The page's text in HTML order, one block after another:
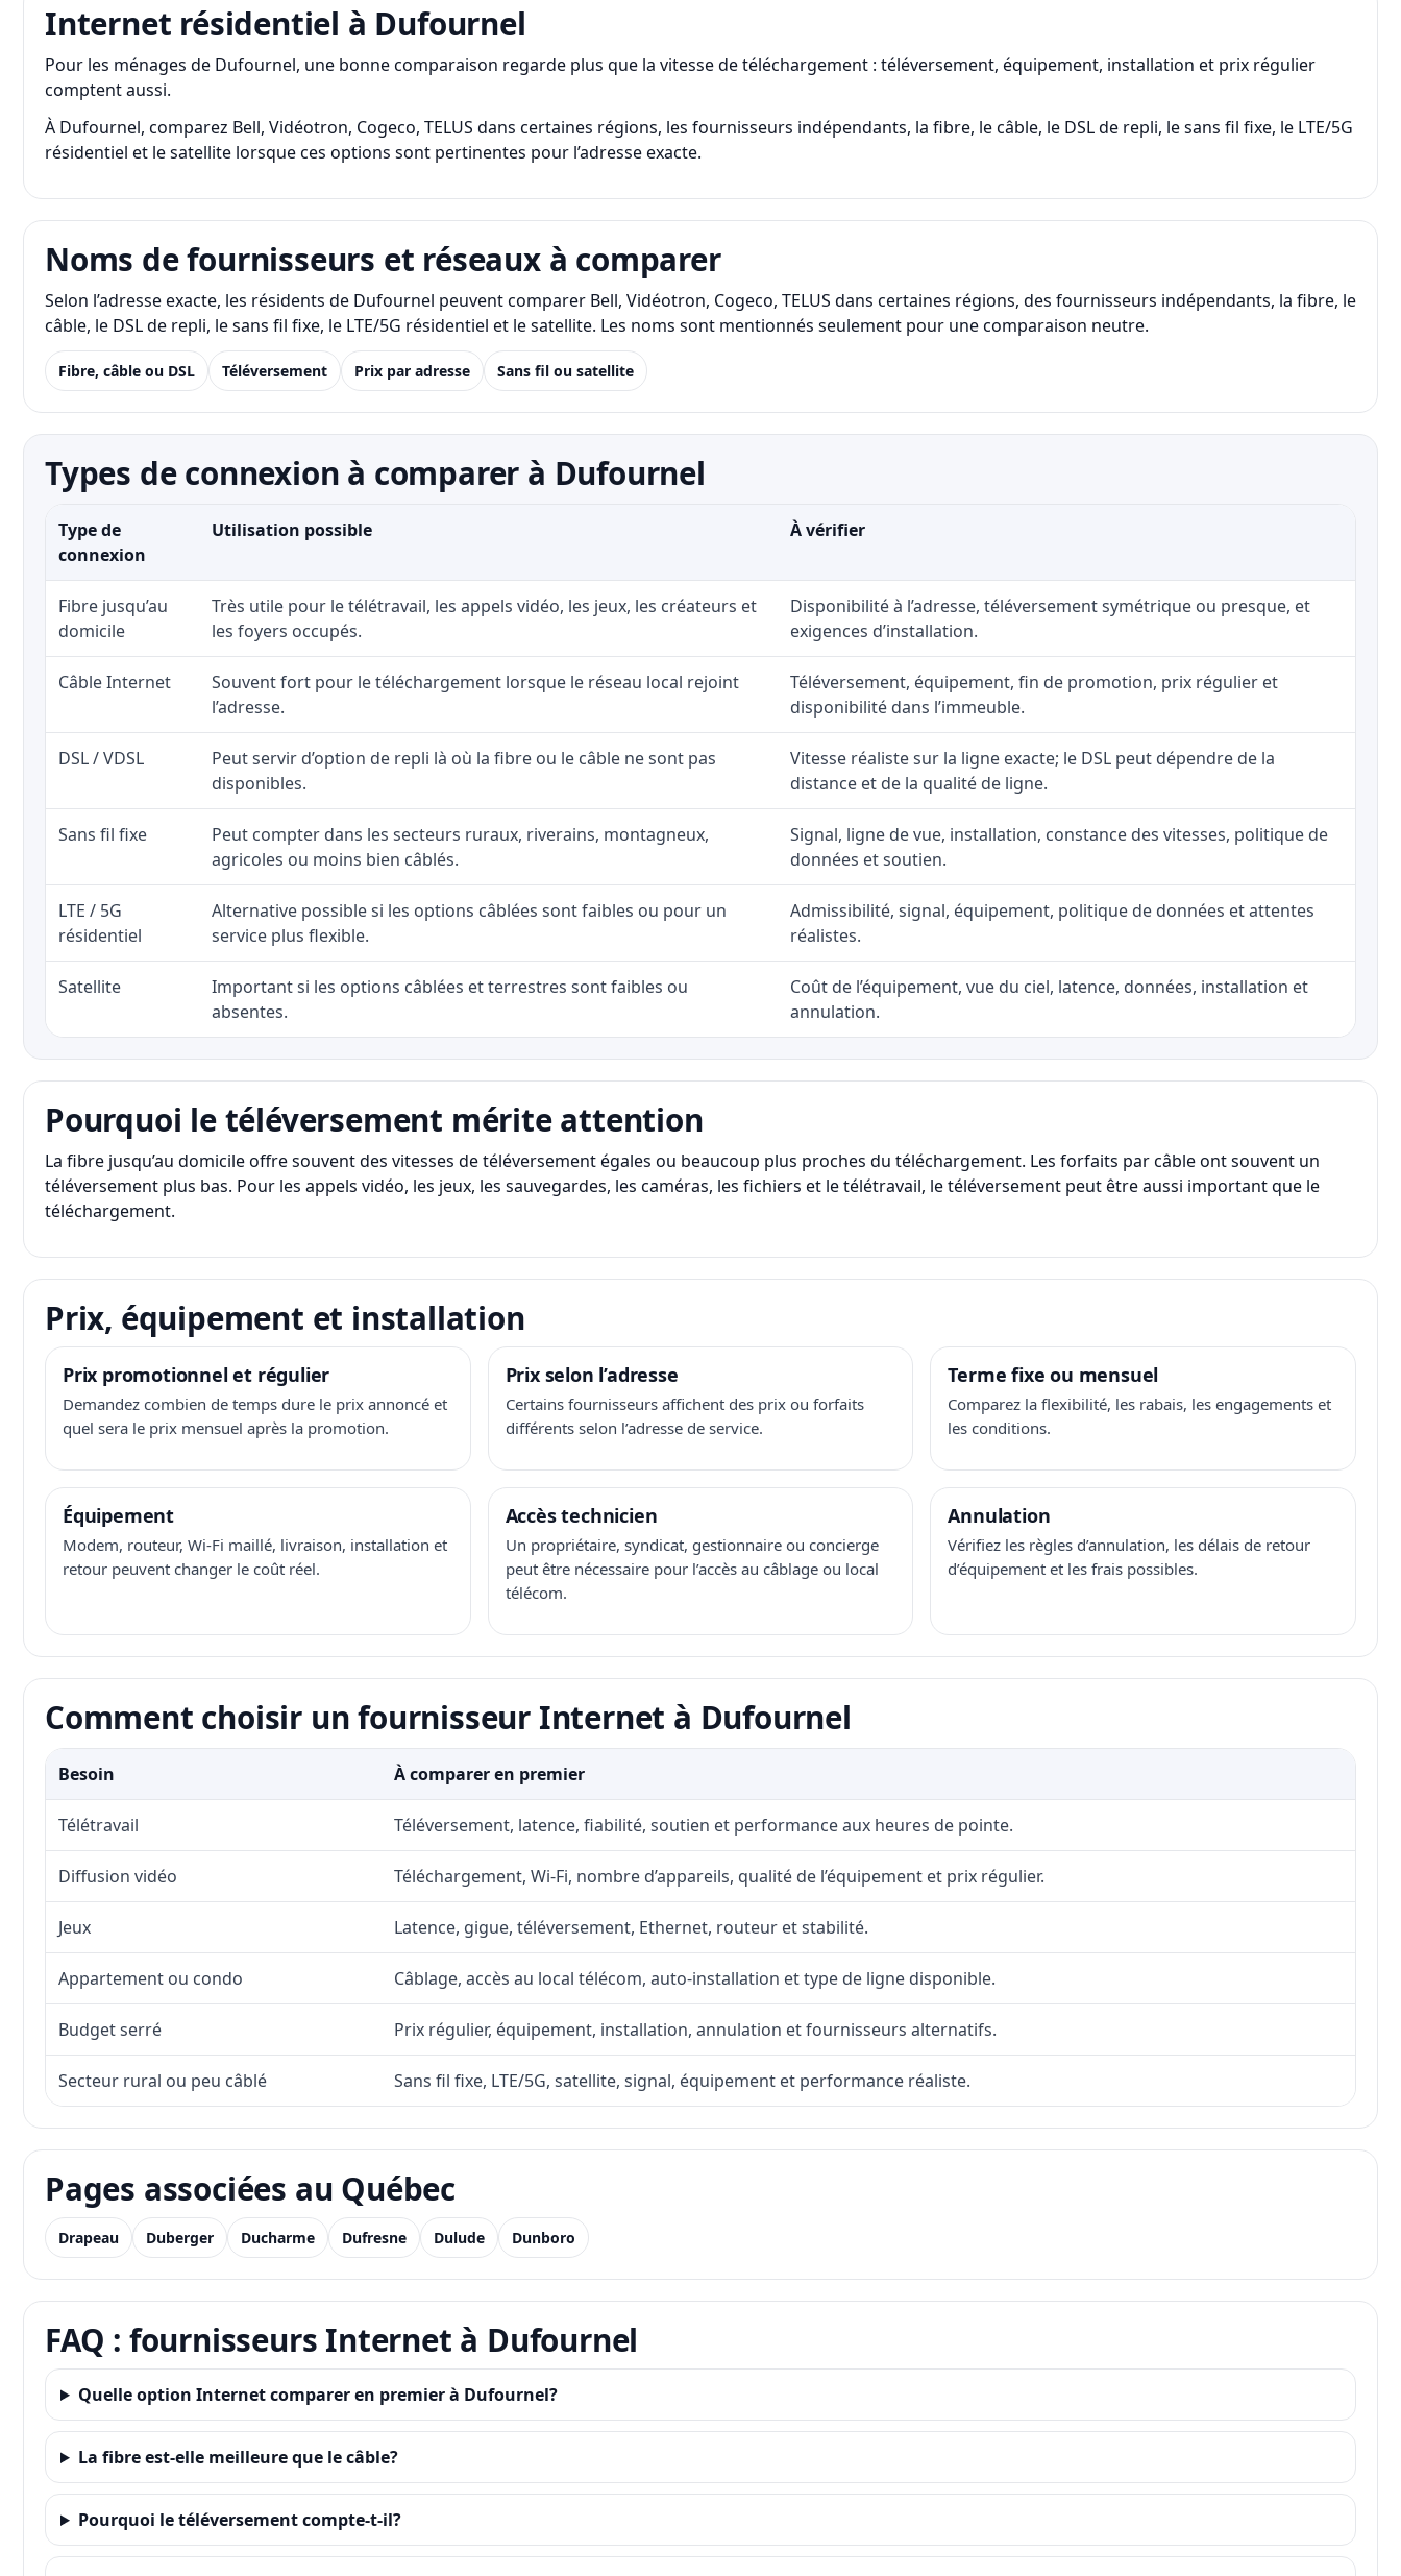
Internet résidentiel à Dufournel
Pour les ménages de Dufournel, une bonne comparaison regarde plus que la vitesse de téléchargement : téléversement, équipement, installation et prix régulier
comptent aussi.
À Dufournel, comparez Bell, Vidéotron, Cogeco, TELUS dans certaines régions, les fournisseurs indépendants, la fibre, le câble, le DSL de repli, le sans fil fixe, le LTE/5G
résidentiel et le satellite lorsque ces options sont pertinentes pour l’adresse exacte.
Noms de fournisseurs et réseaux à comparer
Selon l’adresse exacte, les résidents de Dufournel peuvent comparer Bell, Vidéotron, Cogeco, TELUS dans certaines régions, des fournisseurs indépendants, la fibre, le
câble, le DSL de repli, le sans fil fixe, le LTE/5G résidentiel et le satellite. Les noms sont mentionnés seulement pour une comparaison neutre.
Fibre, câble ou DSL Téléversement Prix par adresse Sans fil ou satellite
Types de connexion à comparer à Dufournel
Type de
connexion
Utilisation possible À vérifier
Fibre jusqu’au
domicile
Très utile pour le télétravail, les appels vidéo, les jeux, les créateurs et
les foyers occupés.
Disponibilité à l’adresse, téléversement symétrique ou presque, et
exigences d’installation.
Câble Internet
Souvent fort pour le téléchargement lorsque le réseau local rejoint
l’adresse.
Téléversement, équipement, fin de promotion, prix régulier et
disponibilité dans l’immeuble.
DSL / VDSL
Peut servir d’option de repli là où la fibre ou le câble ne sont pas
disponibles.
Vitesse réaliste sur la ligne exacte; le DSL peut dépendre de la
distance et de la qualité de ligne.
Sans fil fixe
Peut compter dans les secteurs ruraux, riverains, montagneux,
agricoles ou moins bien câblés.
Signal, ligne de vue, installation, constance des vitesses, politique de
données et soutien.
LTE / 5G
résidentiel
Alternative possible si les options câblées sont faibles ou pour un
service plus flexible.
Admissibilité, signal, équipement, politique de données et attentes
réalistes.
Satellite
Important si les options câblées et terrestres sont faibles ou
absentes.
Coût de l’équipement, vue du ciel, latence, données, installation et
annulation.
Pourquoi le téléversement mérite attention
La fibre jusqu’au domicile offre souvent des vitesses de téléversement égales ou beaucoup plus proches du téléchargement. Les forfaits par câble ont souvent un
téléversement plus bas. Pour les appels vidéo, les jeux, les sauvegardes, les caméras, les fichiers et le télétravail, le téléversement peut être aussi important que le
téléchargement.
Prix, équipement et installation
Prix promotionnel et régulier
Demandez combien de temps dure le prix annoncé et
quel sera le prix mensuel après la promotion.
Prix selon l’adresse
Certains fournisseurs affichent des prix ou forfaits
différents selon l’adresse de service.
Terme fixe ou mensuel
Comparez la flexibilité, les rabais, les engagements et
les conditions.
Équipement
Modem, routeur, Wi-Fi maillé, livraison, installation et
retour peuvent changer le coût réel.
Accès technicien
Un propriétaire, syndicat, gestionnaire ou concierge
peut être nécessaire pour l’accès au câblage ou local
télécom.
Annulation
Vérifiez les règles d’annulation, les délais de retour
d’équipement et les frais possibles.
Comment choisir un fournisseur Internet à Dufournel
Besoin À comparer en premier
Télétravail Téléversement, latence, fiabilité, soutien et performance aux heures de pointe.
Diffusion vidéo Téléchargement, Wi-Fi, nombre d’appareils, qualité de l’équipement et prix régulier.
Jeux Latence, gigue, téléversement, Ethernet, routeur et stabilité.
Appartement ou condo Câblage, accès au local télécom, auto-installation et type de ligne disponible.
Budget serré Prix régulier, équipement, installation, annulation et fournisseurs alternatifs.
Secteur rural ou peu câblé Sans fil fixe, LTE/5G, satellite, signal, équipement et performance réaliste.
Pages associées au Québec
Drapeau Duberger Ducharme Dufresne Dulude Dunboro
FAQ : fournisseurs Internet à Dufournel
Quelle option Internet comparer en premier à Dufournel?
La fibre est-elle meilleure que le câble?
Pourquoi le téléversement compte-t-il?